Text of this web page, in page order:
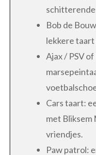
Bob de
lekkere taart
Ajax / PSV
Cars taart:
met Bliksem
vriendjes.
Paw patrol: